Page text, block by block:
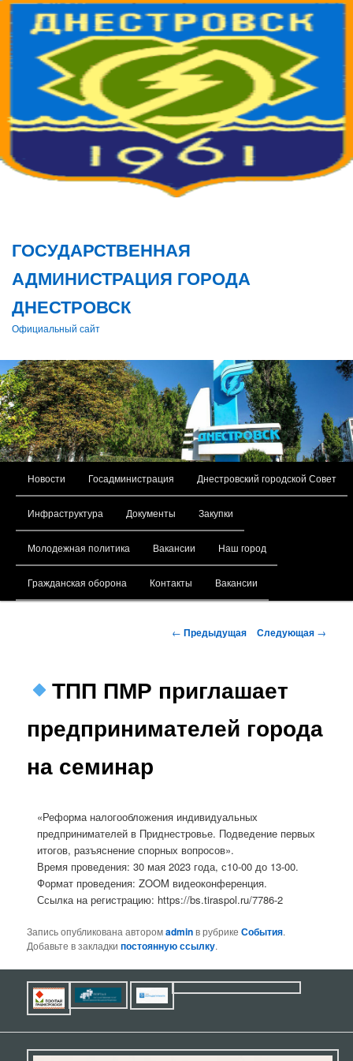
ГОСУДАРСТВЕННАЯ
АДМИНИСТРАЦИЯ ГОРОДА
ДНЕСТРОВСК
Официальный сайт
Перейти к основному содержимому
Новости Госадминистрация Днестровский городской Совет
Инфраструктура Документы Закупки
Молодежная политика Вакансии Наш город
Гражданская оборона Контакты Вакансии
Навигация по записям
← Предыдущая Следующая →
ТПП ПМР приглашает
предпринимателей города
на семинар
«Реформа налогообложения индивидуальных
предпринимателей в Приднестровье. Подведение первых
итогов, разъяснение спорных вопросов».
Время проведения: 30 мая 2023 года, с10-00 до 13-00.
Формат проведения: ZOOM видеоконференция.
Ссылка на регистрацию: https://bs.tiraspol.ru/7786-2
Запись опубликована авторомadminв рубрикеСобытия.
Добавьте в закладкипостоянную ссылку.